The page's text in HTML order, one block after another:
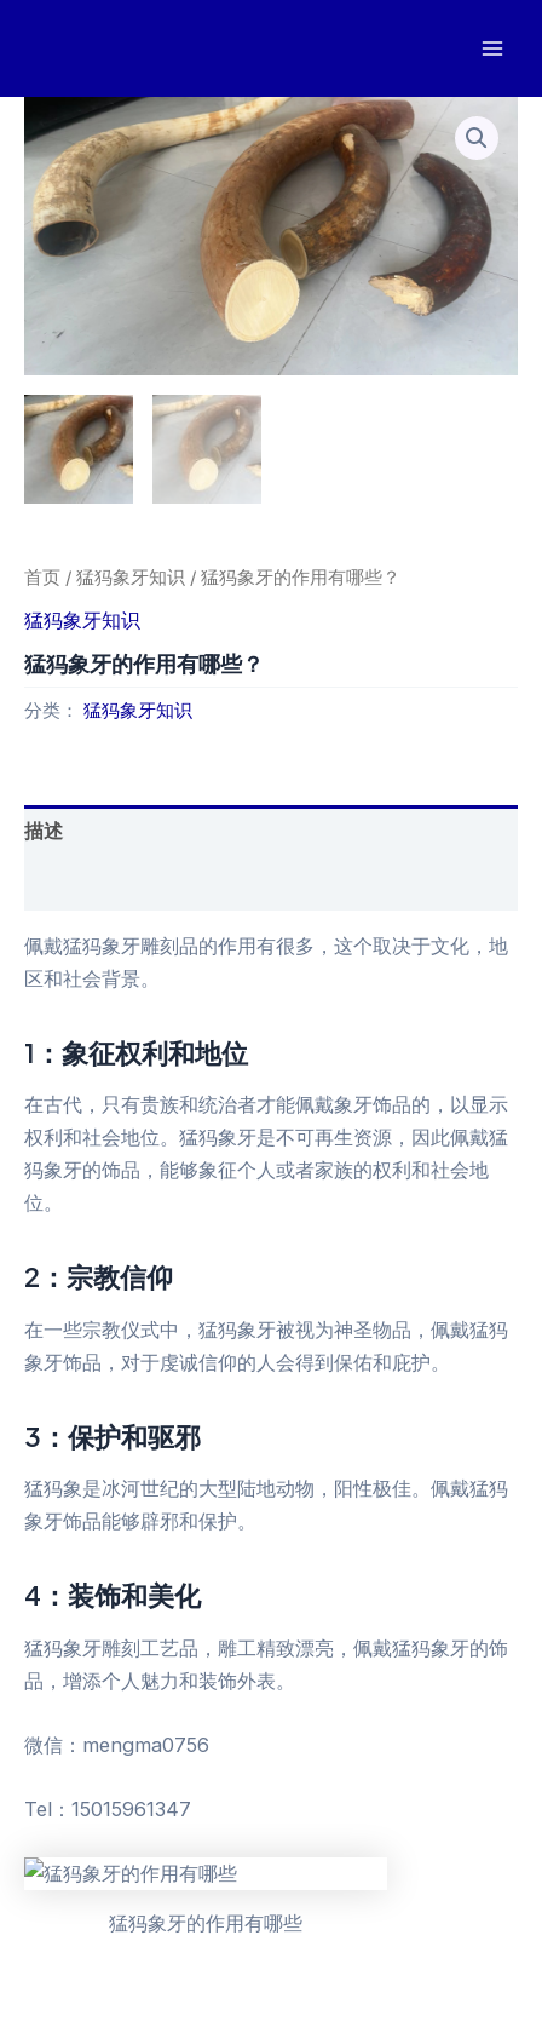
首页 / 猛犸象牙知识 / 猛犸象牙的作用有哪些？
猛犸象牙知识
猛犸象牙的作用有哪些？
分类： 猛犸象牙知识
描述
佩戴猛犸象牙雕刻品的作用有很多，这个取决于文化，地
区和社会背景。
1：象征权利和地位
在古代，只有贵族和统治者才能佩戴象牙饰品的，以显示
权利和社会地位。猛犸象牙是不可再生资源，因此佩戴猛
犸象牙的饰品，能够象征个人或者家族的权利和社会地
位。
2：宗教信仰
在一些宗教仪式中，猛犸象牙被视为神圣物品，佩戴猛犸
象牙饰品，对于虔诚信仰的人会得到保佑和庇护。
3：保护和驱邪
猛犸象是冰河世纪的大型陆地动物，阳性极佳。佩戴猛犸
象牙饰品能够辟邪和保护。
4：装饰和美化
猛犸象牙雕刻工艺品，雕工精致漂亮，佩戴猛犸象牙的饰
品，增添个人魅力和装饰外表。
微信：mengma0756
Tel：15015961347
猛犸象牙的作用有哪些